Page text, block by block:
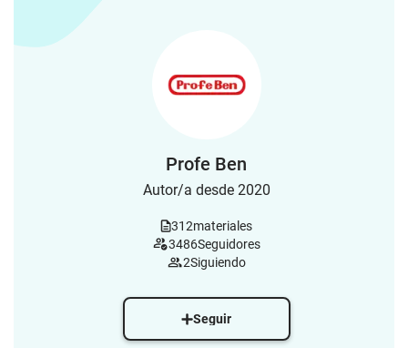
Profe Ben
Autor/a desde 2020
312materiales
3486Seguidores
2Siguiendo
Seguir